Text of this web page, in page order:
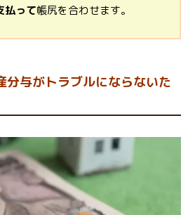
払って帳尻を合わせます。
分与がトラブルにならないた